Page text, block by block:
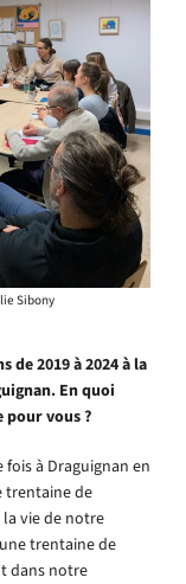
Sibony
de 2019 à 2024 à la
En quoi
vous ?
à Draguignan en
trentaine de
vie de notre
trentaine de
dans notre